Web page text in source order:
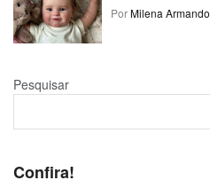
PorMilena Armando
Pesquisar
Confira!